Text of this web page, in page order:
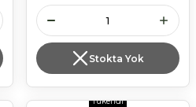
Stokta Yok
Tükendi